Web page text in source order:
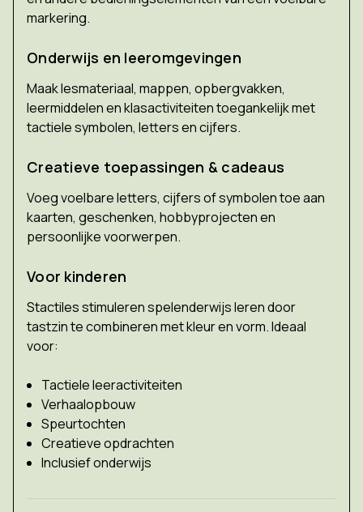
markering.
Onderwijs en leeromgevingen
Maak lesmateriaal, mappen, opbergvakken,
leermiddelen en klasactiviteiten toegankelijk met
tactiele symbolen, letters en cijfers.
Creatieve toepassingen & cadeaus
Voeg voelbare letters, cijfers of symbolen toe aan
kaarten, geschenken, hobbyprojecten en
persoonlijke voorwerpen.
Voor kinderen
Stactiles stimuleren spelenderwijs leren door
tastzin te combineren met kleur en vorm. Ideaal
voor:
Tactiele leeractiviteiten
Verhaalopbouw
Speurtochten
Creatieve opdrachten
Inclusief onderwijs